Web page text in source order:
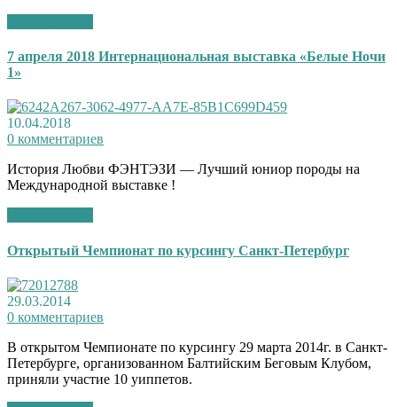
7 апреля 2018 Интернациональная выставка «Белые Ночи
1»
10.04.2018
0 комментариев
История Любви ФЭНТЭЗИ — Лучший юниор породы на
Международной выставке !
Открытый Чемпионат по курсингу Санкт-Петербург
29.03.2014
0 комментариев
В открытом Чемпионате по курсингу 29 марта 2014г. в Санкт-
Петербурге, организованном Балтийским Беговым Клубом,
приняли участие 10 уиппетов.